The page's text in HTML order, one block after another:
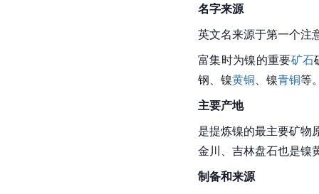
名字来源
英文名来源于第一个注
富集时为镍的重要矿石
钢、镍黄铜 、镍青铜等
主要产地
是提炼镍的最主要矿物
金川、吉林盘石也是镍
制备和来源